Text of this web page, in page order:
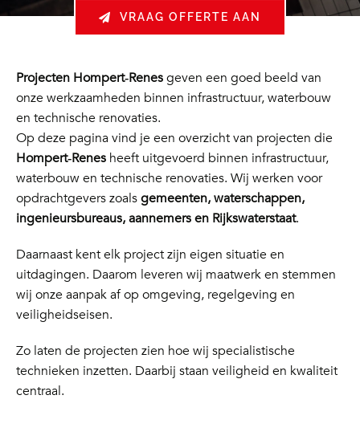
VRAAG OFFERTE AAN
Projecten Hompert‑Renesgeven een goed beeld van
onze werkzaamheden binnen infrastructuur, waterbouw
en technische renovaties.
Op deze pagina vind je een overzicht van projecten die
Hompert‑Renesheeft uitgevoerd binnen infrastructuur,
waterbouw en technische renovaties. Wij werken voor
opdrachtgevers zoalsgemeenten, waterschappen,
ingenieursbureaus, aannemers en Rijkswaterstaat.
Daarnaast kent elk project zijn eigen situatie en
uitdagingen. Daarom leveren wij maatwerk en stemmen
wij onze aanpak af op omgeving, regelgeving en
veiligheidseisen.
Zo laten de projecten zien hoe wij specialistische
technieken inzetten. Daarbij staan veiligheid en kwaliteit
centraal.